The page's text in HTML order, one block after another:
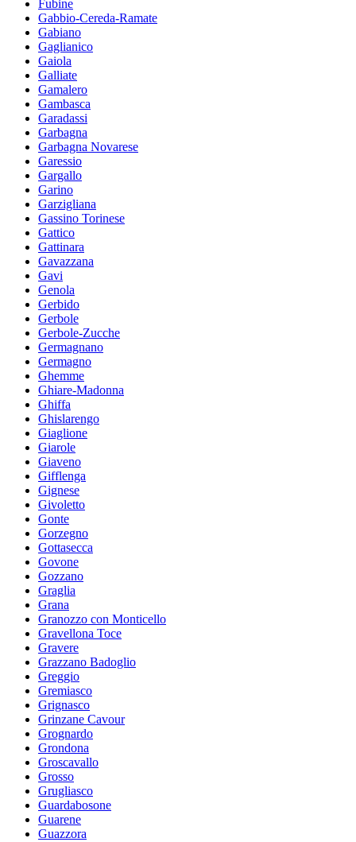
Fubine
Gabbio-Cereda-Ramate
Gabiano
Gaglianico
Gaiola
Galliate
Gamalero
Gambasca
Garadassi
Garbagna
Garbagna Novarese
Garessio
Gargallo
Garino
Garzigliana
Gassino Torinese
Gattico
Gattinara
Gavazzana
Gavi
Genola
Gerbido
Gerbole
Gerbole-Zucche
Germagnano
Germagno
Ghemme
Ghiare-Madonna
Ghiffa
Ghislarengo
Giaglione
Giarole
Giaveno
Gifflenga
Gignese
Givoletto
Gonte
Gorzegno
Gottasecca
Govone
Gozzano
Graglia
Grana
Granozzo con Monticello
Gravellona Toce
Gravere
Grazzano Badoglio
Greggio
Gremiasco
Grignasco
Grinzane Cavour
Grognardo
Grondona
Groscavallo
Grosso
Grugliasco
Guardabosone
Guarene
Guazzora